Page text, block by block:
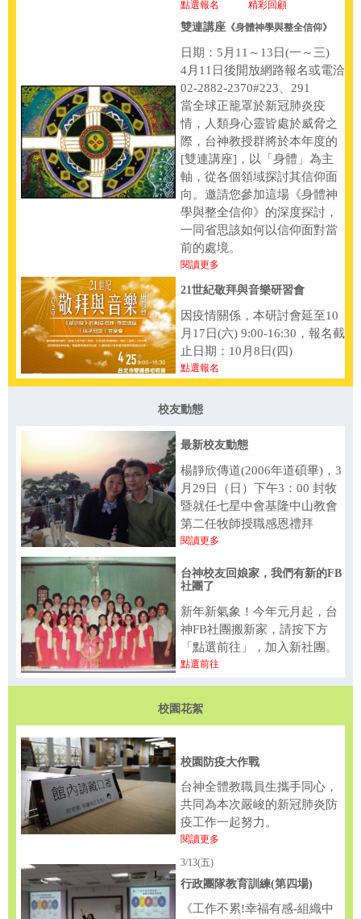
點選報名 精彩回顧
雙連講座 《身體神學與整全信仰》
日期：5月11～13日(一～三)
4月11日後開放網路報名或電洽
02-2882-2370#223、291
當全球正籠罩於新冠肺炎疫
情，人類身心靈皆處於威脅之
際，台神教授群將於本年度的
[雙連講座]，以「身體」為主
軸，從各個領域探討其信仰面
向。邀請您參加這場《身體神
學與整全信仰》的深度探討，
一同省思該如何以信仰面對當
前的處境。
閱讀更多
21世紀敬拜與音樂研習會
因疫情關係，本研討會延至10
月17日(六) 9:00-16:30，報名截
止日期：10月8日(四)
點選報名
校友動態
最新校友動態
楊靜欣傳道(2006年道碩畢)，3
月29日（日）下午3：00 封牧
暨就任七星中會基隆中山教會
第二任牧師授職感恩禮拜
閱讀更多
台神校友回娘家，我們有新的FB
社團了
新年新氣象！今年元月起，台
神FB社團搬新家，請按下方
「點選前往」，加入新社團​。
點選前往
校園花絮
校園防疫大作戰
台神全體教職員生攜手同心，
共同為本次嚴峻的新冠肺炎防
疫工作一起努力。
閱讀更多
3/13(五)
行政團隊教育訓練(第四場)
《工作不累!幸福有感-組織中